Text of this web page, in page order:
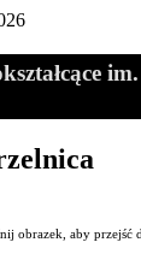
obrazek, aby przejść